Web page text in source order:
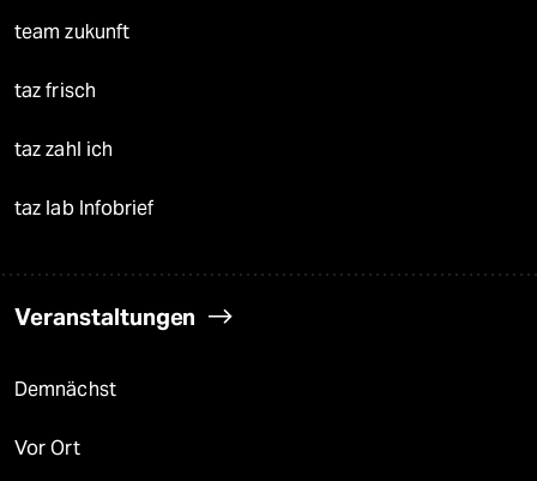
team zukunft
taz frisch
taz zahl ich
taz lab Infobrief
Veranstaltungen
Demnächst
Vor Ort